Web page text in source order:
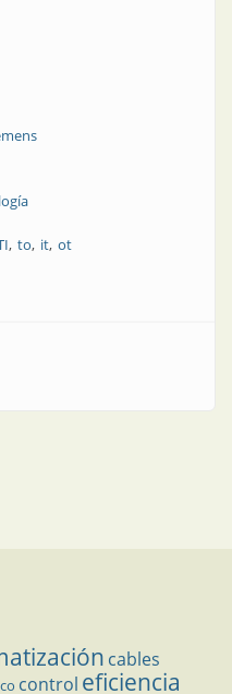
to it ot
entre OT e IT es fundamental
cables
control eficiencia